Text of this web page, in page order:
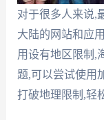
对于很多人来说,
大陆的网站和应
用设有地区限制,
题,可以尝试使用
打破地理限制,轻